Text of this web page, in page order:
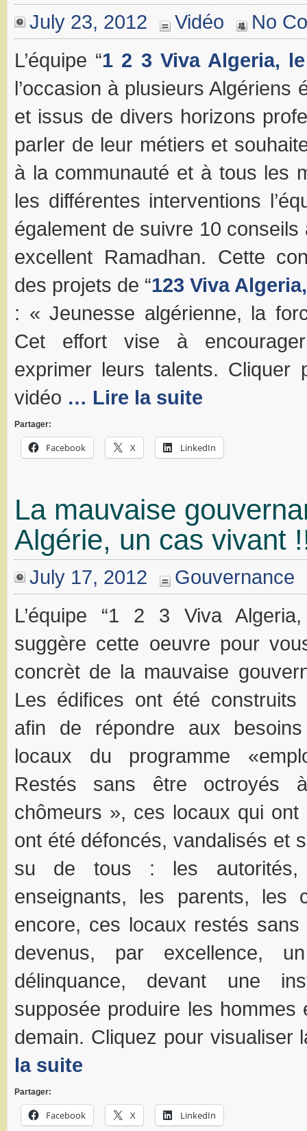
July 23, 2012 Vidéo
No
L’équipe “1 2 3 Viva Algeria,
l’occasion à plusieurs Algériens
et issus de divers horizons
parler de leur métiers et
à la communauté et à tous les
les différentes interventions
également de suivre 10
excellent Ramadhan. Cette
des projets de “123 Viva
: « Jeunesse algérienne, la
Cet effort vise à
exprimer leurs talents. Cliquer
vidéo … Lire la suite
Partager:
Facebook X LinkedIn
La mauvaise
Algérie, un cas vivant
July 17, 2012
Gouvernance
L’équipe “1 2 3 Viva
suggère cette oeuvre pour
concrèt de la mauvaise
Les édifices ont été
afin de répondre aux
locaux du programme
Restés sans être octroyés
chômeurs », ces locaux qui
ont été défoncés, vandalisés et
su de tous : les autorités,
enseignants, les parents, les
encore, ces locaux restés sans
devenus, par excellence,
délinquance, devant une
supposée produire les hommes
demain. Cliquez pour
la suite
Partager:
Facebook X LinkedIn